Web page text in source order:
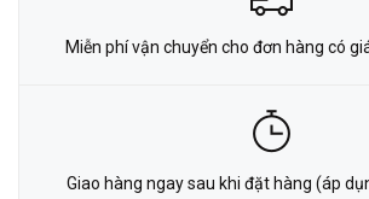
Miễn phí vận chuyển cho đơn hàng có
Giao hàng ngay sau khi đặt hàng (áp